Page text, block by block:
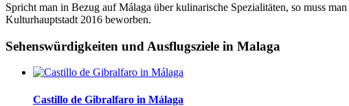
Spricht man in Bezug auf Málaga über kulinarische Spezialitäten, so muss
Kulturhauptstadt 2016 beworben.
Sehenswürdigkeiten und Ausflugsziele in Malaga
Castillo de Gibralfaro in Málaga